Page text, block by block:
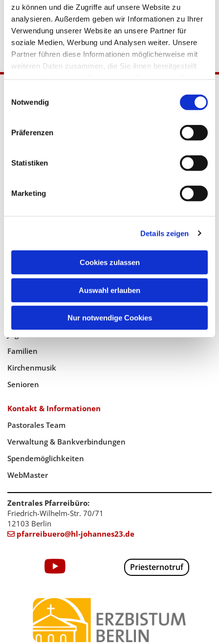
zu können und die Zugriffe auf unsere Website zu
analysieren. Außerdem geben wir Informationen zu Ihrer
Verwendung unserer Website an unsere Partner für
soziale Medien, Werbung und Analysen weiter. Unsere
Partner führen diese Informationen möglicherweise mit
weiteren Daten zusammen, die Sie ihnen bereitgestellt
Notwendig
Präferenzen
Statistiken
Marketing
Details zeigen
Cookies zulassen
Auswahl erlauben
Nur notwendige Cookies
Katholische Kirchengemeinde
Tempelhof-Buckow
Geistlicher Raum
Taufe, Kommunion & Trauung
Familien
Kirchenmusik
Senioren
Kontakt & Informationen
Pastorales Team
Verwaltung & Bankverbindungen
Spendemöglichkeiten
WebMaster
Zentrales Pfarreibüro:
Friedrich-Wilhelm-Str. 70/71
12103 Berlin
 pfarreibuero@hl-johannes23.de
Priesternotruf